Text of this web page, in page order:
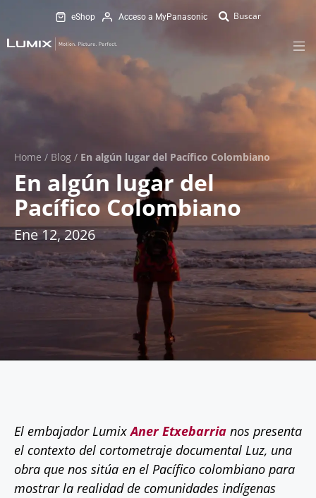
eShop Acceso a MyPanasonic
Home / Blog / En algún lugar del Pacífico Colombiano
En algún lugar del
Pacífico Colombiano
Ene 12, 2026
El embajador LumixAner Etxebarria nos presenta
el contexto del cortometraje documental Luz, una
obra que nos sitúa en el Pacífico colombiano para
mostrar la realidad de comunidades indígenas